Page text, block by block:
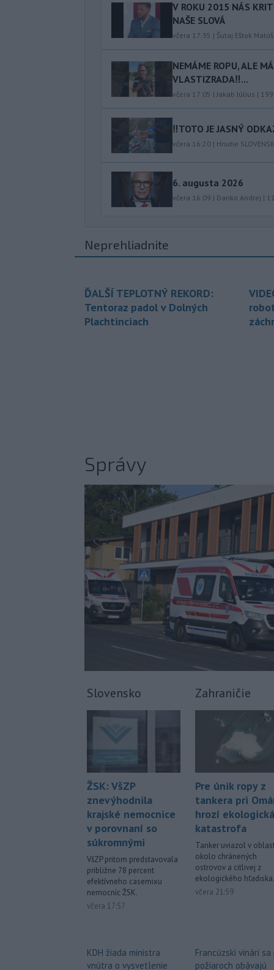
V ROKU 2015 NÁS
NAŠE SLOVÁ
včera 17:35 | Šutaj Eštok Matúš
NEMÁME ROPU, ALE
VLASTIZRADA‼️...
včera 17:05 |Jakab Július |
‼️TOTO JE JASNÝ
včera 16:20 | Hnutie
6. augusta 2026
včera 16:09 | Danko Andrej |
Neprehliadnite
ĎALŠÍ TEPLOTNÝ REKORD:
Tentoraz padol v Dolných
Plachtinciach
Správy
Slovensko
ŽSK: VšZP
znevýhodnila
krajské nemocnice
v porovnaní so
súkromnými
VšZP pritom predstavovala
približne 78 percent
efektívneho casemixu
nemocníc ŽSK.
včera 17:57
KDH žiada ministra
vnútra o vysvetlenie
Zahraničie
Pre únik ropy z
tankera pri
hrozí ekologická
katastrofa
Tanker uviazol v
okolo chránených
ostrovov a citlivej z
ekologického hľadiska.
včera 21:59
Francúzski vinári sa
požiaroch obávajú